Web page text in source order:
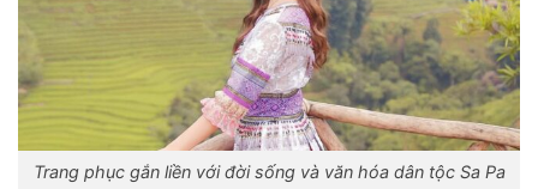
Trang phục gắn liền với đời sống và văn hóa dân tộc Sa Pa